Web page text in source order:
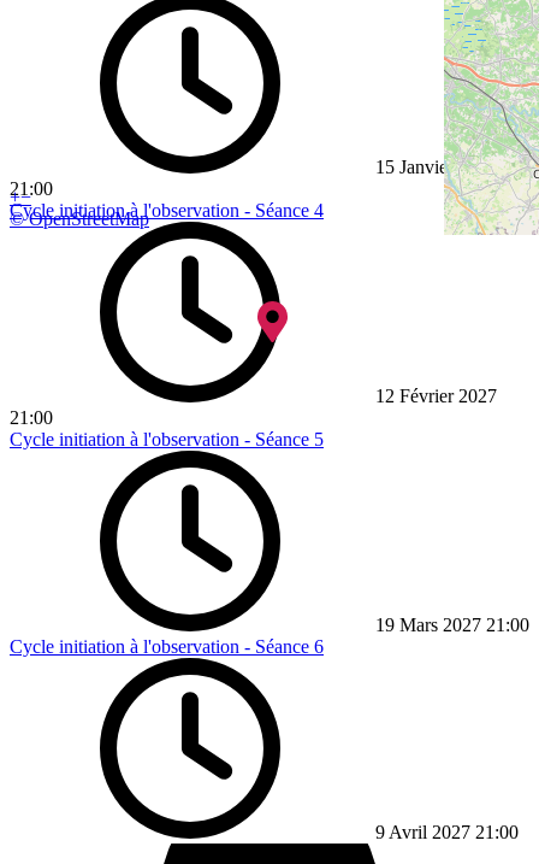
+−
© OpenStreetMap
15 Janvier 2027
21:00
Cycle initiation à l'observation - Séance 4
12 Février 2027
21:00
Cycle initiation à l'observation - Séance 5
19 Mars 2027 21:00
Cycle initiation à l'observation - Séance 6
9 Avril 2027 21:00